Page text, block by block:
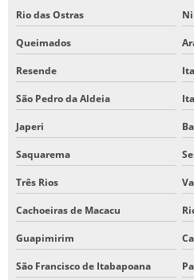
Rio das Ostras
Queimados
Resende
São Pedro da Aldeia
Japeri
Saquarema
Três Rios
Cachoeiras de Macacu
Guapimirim
São Francisco de Itabapoana